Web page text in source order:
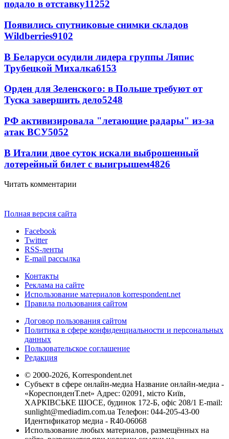
подало в отставку11252
Появились спутниковые снимки складов
Wildberries9102
В Беларуси осудили лидера группы Ляпис
Трубецкой Михалка6153
Орден для Зеленского: в Польше требуют от
Туска завершить дело5248
РФ активизировала "летающие радары" из-за
атак ВСУ5052
В Италии двое суток искали выброшенный
лотерейный билет с выигрышем4826
Читать комментарии
Полная версия сайта
Facebook
Twitter
RSS-ленты
E-mail рассылка
Контакты
Реклама на сайте
Использование материалов korrespondent.net
Правила пользования сайтом
Договор пользования сайтом
Политика в сфере конфиденциальности и персональных
данных
Пользовательское соглашение
Редакция
© 2000-2026, Korrespondent.net
Субъект в сфере онлайн-медиа Название онлайн-медиа -
«КореспонденТ.net» Адрес: 02091, місто Київ,
ХАРКІВСЬКЕ ШОСЕ, будинок 172-Б, офіс 208/1 E-mail:
sunlight@mediadim.com.ua Телефон: 044-205-43-00
Идентификатор медиа - R40-06068
Использование любых материалов, размещённых на